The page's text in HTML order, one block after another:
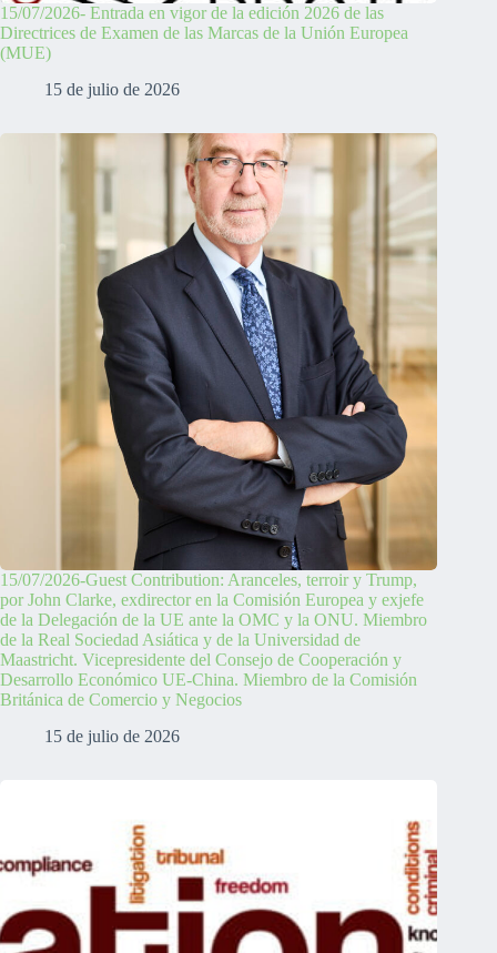
15/07/2026- Entrada en vigor de la edición 2026 de las
Directrices de Examen de las Marcas de la Unión Europea
(MUE)
15 de julio de 2026
15/07/2026-Guest Contribution: Aranceles, terroir y Trump,
por John Clarke, exdirector en la Comisión Europea y exjefe
de la Delegación de la UE ante la OMC y la ONU. Miembro
de la Real Sociedad Asiática y de la Universidad de
Maastricht. Vicepresidente del Consejo de Cooperación y
Desarrollo Económico UE-China. Miembro de la Comisión
Británica de Comercio y Negocios
15 de julio de 2026